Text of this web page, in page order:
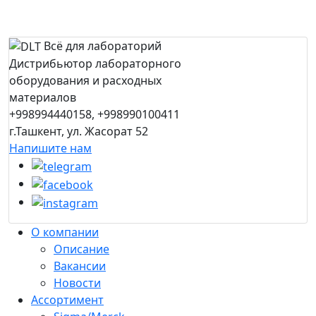
Всё для лабораторий
Дистрибьютор лабораторного
оборудования и расходных
материалов
+998994440158, +998990100411
г.Ташкент, ул. Жасорат 52
Напишите нам
О компании
Описание
Вакансии
Новости
Ассортимент